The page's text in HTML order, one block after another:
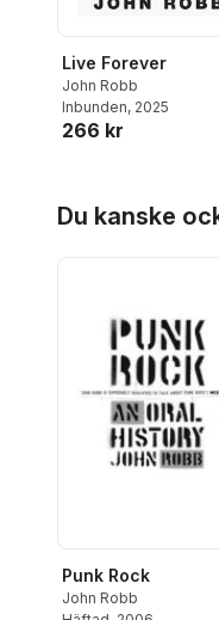
Live Forever
John Robb
Inbunden, 2025
266 kr
Du kanske
Punk Rock
John Robb